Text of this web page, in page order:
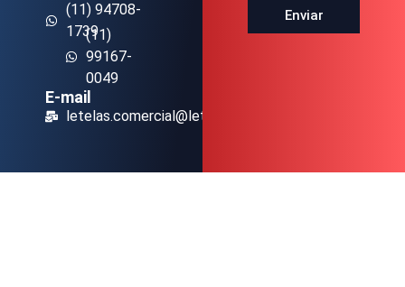
(11) 94708-
1739(11)
99167-
0049
E-mail
letelas.comercial@letelas.com.br
Enviar